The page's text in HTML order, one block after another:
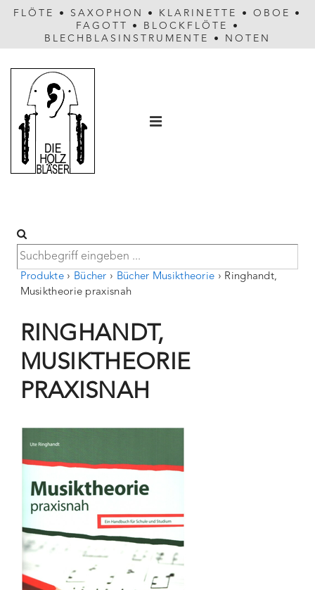
FLÖTE • SAXOPHON • KLARINETTE • OBOE
•
FAGOTT
• BLOCKFLÖTE
•
BLECHBLASINSTRUMENTE
• NOTEN
Produkte › Bücher › Bücher Musiktheorie › Ringhandt,
Musiktheorie praxisnah
RINGHANDT,
MUSIKTHEORIE
PRAXISNAH